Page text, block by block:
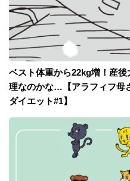
ベスト体重から22kg増！産
理なのかな…【アラフィフ母
ダイエット#1】